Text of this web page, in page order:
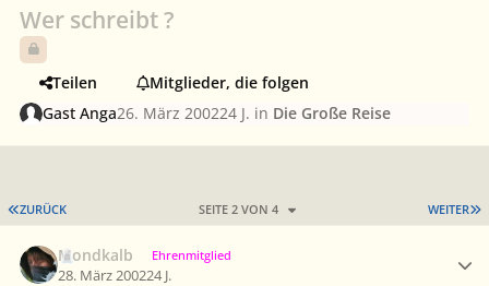
Wer schreibt ?
Teilen
Mitglieder, die folgen
Gast Anga26. März 200224 J. in Die Große Reise
ERSTE SEITE
ZURÜCK WEITER
SEITE 2 VON 4
Mondkalb Ehrenmitglied
28. März 200224 J.